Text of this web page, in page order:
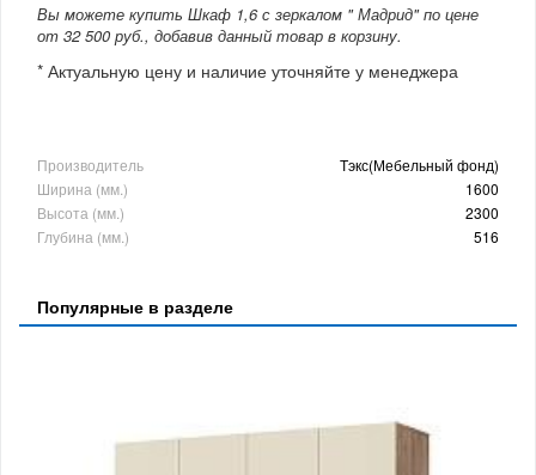
Вы можете купить Шкаф 1,6 с зеркалом " Мадрид" по цене
от 32 500 руб., добавив данный товар в корзину.
* Актуальную цену и наличие уточняйте у менеджера
Производитель
Тэкс(Мебельный фонд)
Ширина (мм.)
1600
Высота (мм.)
2300
Глубина (мм.)
516
Популярные в разделе